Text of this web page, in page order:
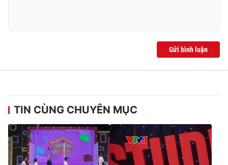
Gửi bình luận
TIN CÙNG CHUYÊN MỤC